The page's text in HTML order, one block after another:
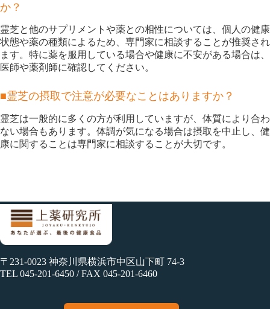
か？
霊芝と他のサプリメントや薬との相性については、個人の健康
状態や薬の種類によるため、専門家に相談することが推奨され
ます。特に薬を服用している場合や健康に不安がある場合は、
医師や薬剤師に確認してください。
■霊芝の摂取で注意が必要なことはありますか？
霊芝は一般的に多くの方が利用していますが、体質により合わ
ない場合もあります。体調が気になる場合は摂取を中止し、健
康に関することは専門家に相談することが大切です。
〒231-0023 神奈川県横浜市中区山下町 74-3
TEL 045-201-6450 / FAX 045-201-6460